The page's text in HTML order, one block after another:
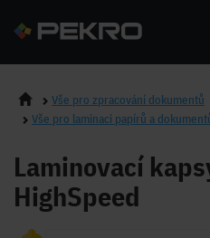
Vše pro zpracování dokumentů
Vše pro laminaci papírů a
Laminovací
HighSpeed